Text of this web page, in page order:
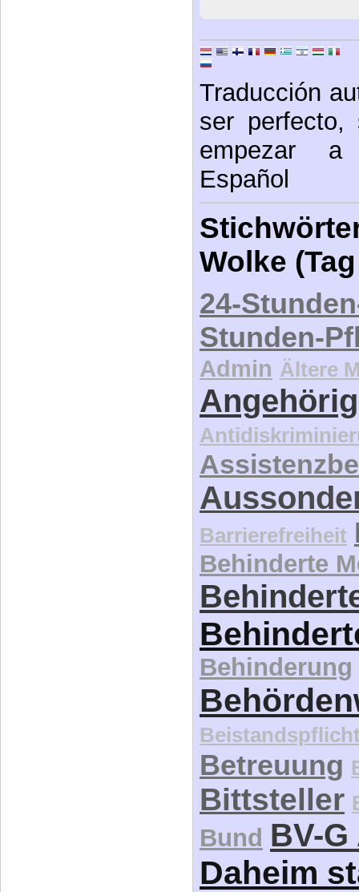
Traducción
ser perfecto,
empezar a
Español
Wolke
24-
Stunden-
Admin Ältere
Barrierefreiheit
Behinderte
Behinderung
Betreuung
Bittsteller
Bund BV-
Daheim